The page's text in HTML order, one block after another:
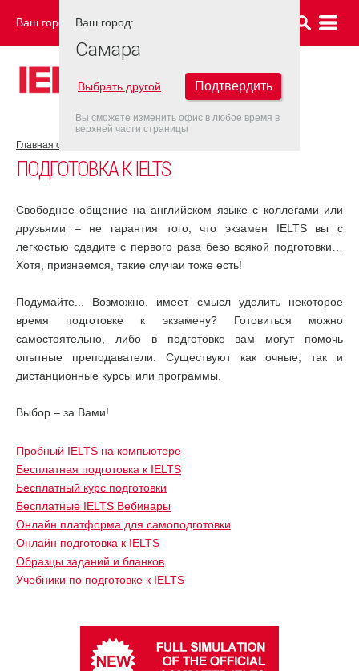
Ваш город: САМАРА
Главная страница
ПОДГОТОВКА К IELTS
Свободное общение на английском языке с коллегами или
друзьями – не гарантия того, что экзамен IELTS вы с
легкостью сдадите с первого раза безо всякой подготовки…
Хотя, признаемся, такие случаи тоже есть!
Подумайте... Возможно, имеет смысл уделить некоторое
время подготовке к экзамену? Готовиться можно
самостоятельно, либо в подготовке вам могут помочь
опытные преподаватели. Существуют как очные, так и
дистанционные курсы или программы.
Выбор – за Вами!
Пробный IELTS на компьютере
Бесплатная подготовка к IELTS
Бесплатный курс подготовки
Бесплатные IELTS Вебинары
Онлайн платформа для самоподготовки
Онлайн подготовка к IELTS
Образцы заданий и бланков
Учебники по подготовке к IELTS
Ваш город:
Самара
Выбрать другой Подтвердить
Вы сможете изменить офис в любое время в
верхней части страницы